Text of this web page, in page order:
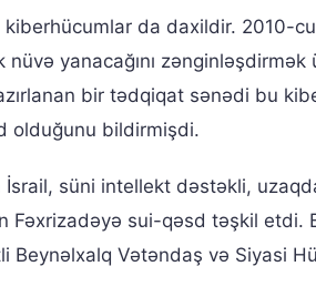
kiberhücumlar da daxildir. 2010-
yanacağını
bir tədqiqat sənədi bu
olduğunu bildirmişdi.
İsrail, süni intellekt dəstəkli,
Fəxrizadəyə sui-qəsd təşkil etdi.
Beynəlxalq Vətəndaş və Siyasi